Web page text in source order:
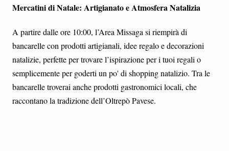
Mercatini di Natale: Artigianato e Atmosfera Natalizia
A partire dalle ore 10:00, l’Area Missaga si riempirà di
bancarelle con prodotti artigianali, idee regalo e decorazioni
natalizie, perfette per trovare l’ispirazione per i tuoi regali o
semplicemente per goderti un po' di shopping natalizio. Tra le
bancarelle troverai anche prodotti gastronomici locali, che
raccontano la tradizione dell’Oltrepò Pavese.